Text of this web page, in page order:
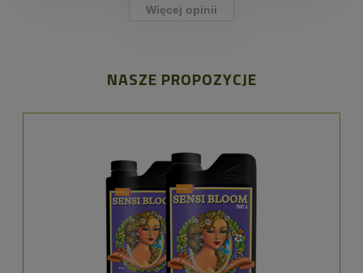
Więcej opinii
NASZE PROPOZYCJE